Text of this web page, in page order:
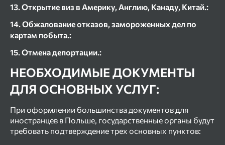
13. Открытие виз в Америку, Англию, Канаду, Китай.:
14. Обжалование отказов, замороженных дел по
картам побыта.:
15. Отмена депортации.:
НЕОБХОДИМЫЕ ДОКУМЕНТЫ
ДЛЯ ОСНОВНЫХ УСЛУГ:
При оформлении большинства документов для
иностранцев в Польше, государственные органы будут
требовать подтверждение трех основных пунктов: